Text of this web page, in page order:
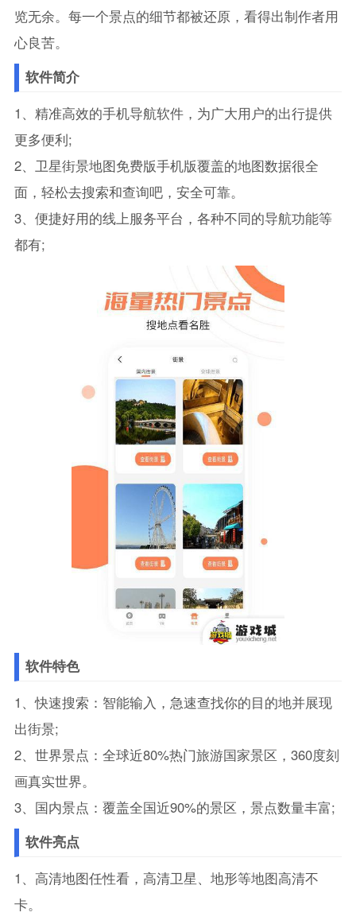
览无余。每一个景点的细节都被还原，看得出制作者用
心良苦。
软件简介
1、精准高效的手机导航软件，为广大用户的出行提供
更多便利;
2、卫星街景地图免费版手机版覆盖的地图数据很全
面，轻松去搜索和查询吧，安全可靠。
3、便捷好用的线上服务平台，各种不同的导航功能等
都有;
软件特色
1、快速搜索：智能输入，急速查找你的目的地并展现
出街景;
2、世界景点：全球近80%热门旅游国家景区，360度刻
画真实世界。
3、国内景点：覆盖全国近90%的景区，景点数量丰富;
软件亮点
1、高清地图任性看，高清卫星、地形等地图高清不
卡。